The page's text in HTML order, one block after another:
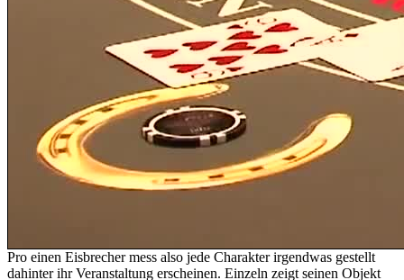
Pro einen Eisbrecher mess also jede Charakter irgendwas gestellt
dahinter ihr Veranstaltung erscheinen. Einzeln zeigt seinen Objekt